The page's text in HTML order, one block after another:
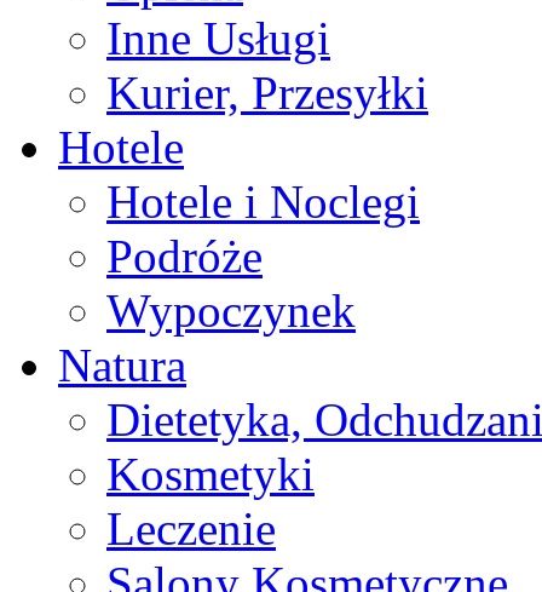
Inne Usługi
Kurier, Przesyłki
Hotele
Hotele i Noclegi
Podróże
Wypoczynek
Natura
Dietetyka,
Kosmetyki
Leczenie